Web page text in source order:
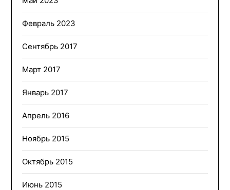
Февраль 2023
Сентябрь 2017
Март 2017
Январь 2017
Апрель 2016
Ноябрь 2015
Октябрь 2015
Июнь 2015